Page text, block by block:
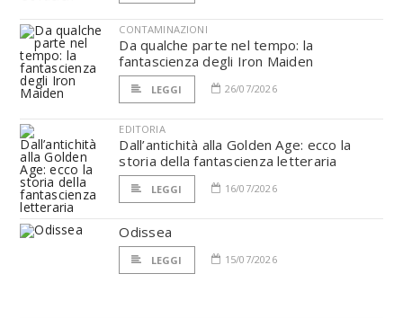
CONTAMINAZIONI
Da qualche parte nel tempo: la
fantascienza degli Iron Maiden
LEGGI 26/07/2026
EDITORIA
Dall’antichità alla Golden Age: ecco la
storia della fantascienza letteraria
LEGGI 16/07/2026
Odissea
LEGGI 15/07/2026